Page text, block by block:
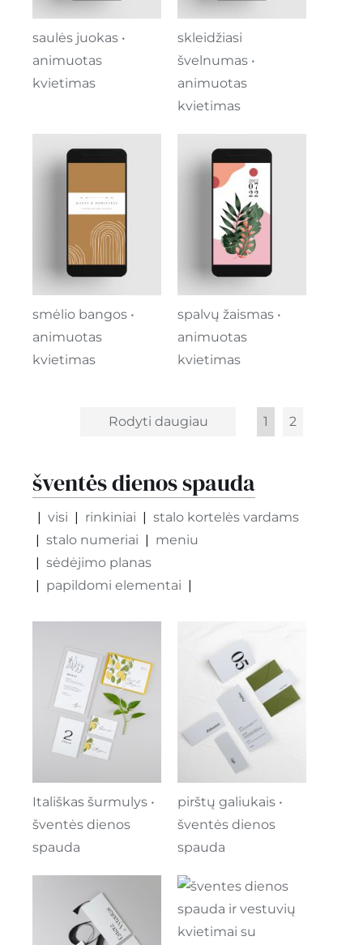
saulės juokas •
animuotas
kvietimas
skleidžiasi
švelnumas •
animuotas
kvietimas
smėlio bangos •
animuotas
kvietimas
spalvų žaismas •
animuotas
kvietimas
1 2
Rodyti daugiau
šventės dienos spauda
visi rinkiniai
stalo kortelės vardams
stalo numeriai
meniu
sėdėjimo planas
papildomi elementai
Itališkas šurmulys •
šventės dienos
spauda
pirštų galiukais •
šventės dienos
spauda